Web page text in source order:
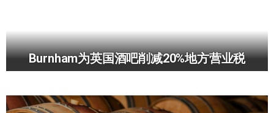
Burnham为英国酒吧削减20%地方营业税